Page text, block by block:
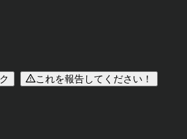
これを報告してください！